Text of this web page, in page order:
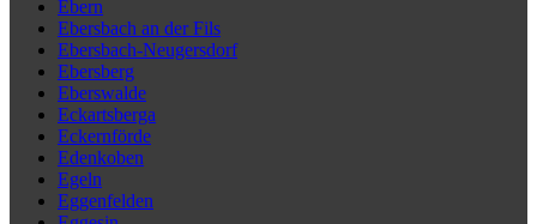
Ebern
Ebersbach an der Fils
Ebersbach-Neugersdorf
Ebersberg
Eberswalde
Eckartsberga
Eckernförde
Edenkoben
Egeln
Eggenfelden